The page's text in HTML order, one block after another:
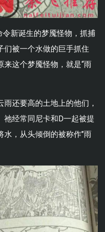
新诞生的梦魇怪物，抓捕
们被一个水做的巨手抓住
这个梦魇怪物，就是“雨
还要高的土地上的他们，
祂经常同尼卡和D一起被提
水，从头倾倒的被称作"雨